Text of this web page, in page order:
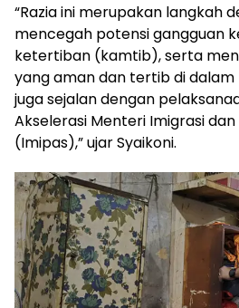
“Razia ini merupakan langkah
mencegah potensi gangguan
ketertiban (kamtib), serta
yang aman dan tertib di dalam
juga sejalan dengan
Akselerasi Menteri Imigrasi
(Imipas),” ujar Syaikoni.